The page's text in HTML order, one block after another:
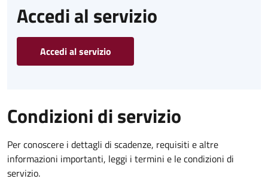
Accedi al servizio
Accedi al servizio
Condizioni di servizio
Per conoscere i dettagli di scadenze, requisiti e altre
informazioni importanti, leggi i termini e le condizioni di
servizio.